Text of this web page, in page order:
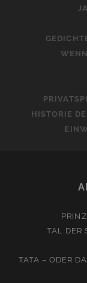
HISTORIE
TAL DER
TATA – ODER